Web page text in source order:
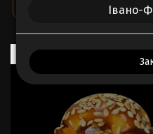
Івано-
TOP